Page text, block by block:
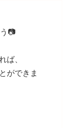
📷
ば、
ができま